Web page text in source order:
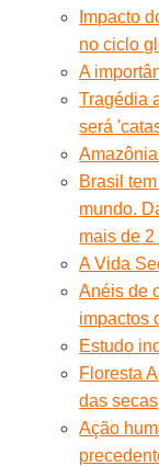
Impacto
no ciclo
A
Tragédia
será
Brasil
mundo.
mais de
A Vida
Anéis de
impactos
Estudo
Floresta
das secas
Ação